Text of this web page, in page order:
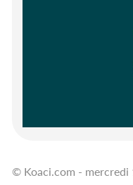
© Koaci.com -